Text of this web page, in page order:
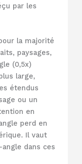
par les
la majorité
paysages,
(0,5x)
large,
étendus
ou un
en
perd en
Il vaut
dans ces